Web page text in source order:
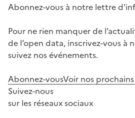
Abonnez-vous à notre lettre
Pour ne rien manquer de
de l’open data, inscrivez-vous à
suivez nos événements.
Abonnez-vousVoir nos
Suivez-nous
sur les réseaux sociaux